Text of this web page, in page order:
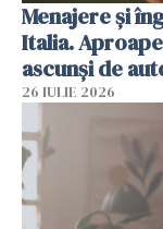
Menajere și
Italia.
ascunși de
26 IULIE 2026